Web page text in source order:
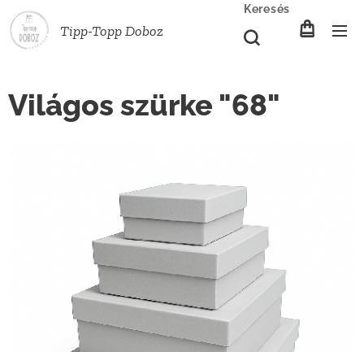
Tipp-ToppDoboz
Keresés
Világos szürke "68"